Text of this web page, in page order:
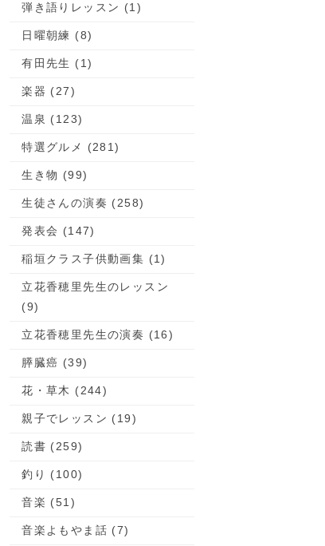
弾き語りレッスン (1)
日曜朝練 (8)
有田先生 (1)
楽器 (27)
温泉 (123)
特選グルメ (281)
生き物 (99)
生徒さんの演奏 (258)
発表会 (147)
稲垣クラス子供動画集 (1)
立花香穂里先生のレッスン
(9)
立花香穂里先生の演奏 (16)
膵臓癌 (39)
花・草木 (244)
親子でレッスン (19)
読書 (259)
釣り (100)
音楽 (51)
音楽よもやま話 (7)